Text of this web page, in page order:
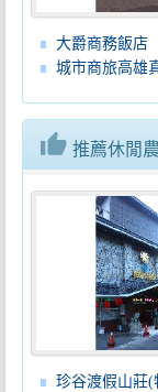
大爵商務飯店
城市商旅高雄
thumb_up 推薦休閒
珍谷渡假山莊(